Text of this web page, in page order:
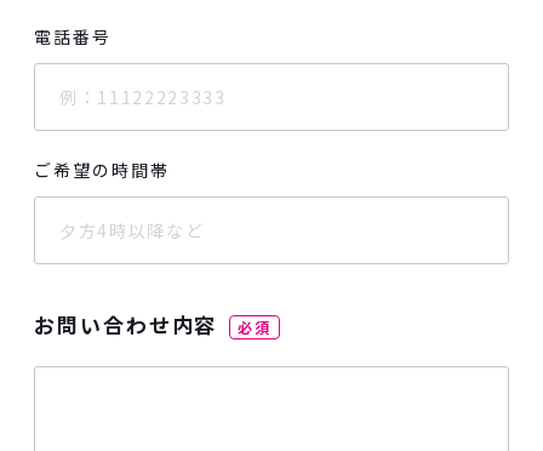
電話番号
ご希望の時間帯
お問い合わせ内容 必須